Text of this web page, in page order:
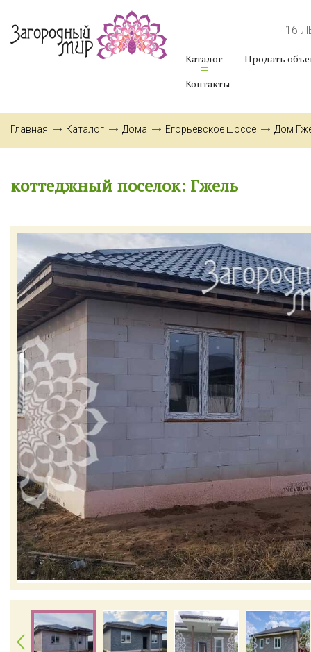
16
Каталог
Продать
Контакты
Главная Каталог Дома Егорьевское шоссе Дом
коттеджный поселок: Гжель